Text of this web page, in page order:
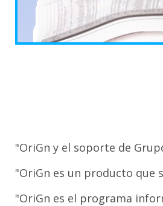
"OriGn y el soporte de
"OriGn es un producto que
"OriGn es el programa